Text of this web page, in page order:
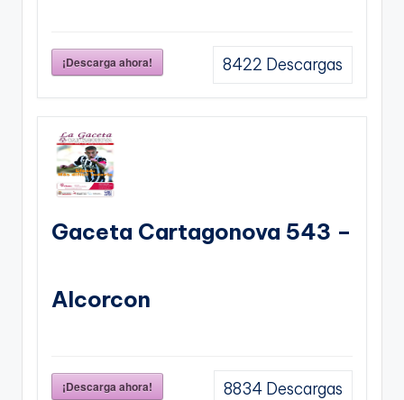
¡Descarga ahora! 8422 Descargas
Gaceta Cartagonova 543 –
Alcorcon
¡Descarga ahora! 8834 Descargas